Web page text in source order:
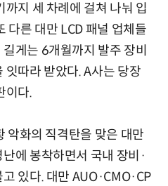
지 세 차례에 걸쳐 나눠 입
다른 대만 LCD 패널 업체들
게는 6개월까지 발주 장비
잇따라 받았다. A사는 당장
이다.
악화의 직격탄을 맞은 대만
에 봉착하면서 국내 장비·
있다. 대만 AUO·CMO·CP